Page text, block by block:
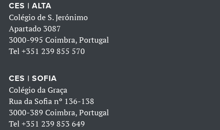
CES | ALTA
Colégio de S. Jerónimo
Apartado 3087
3000-995 Coimbra, Portugal
Tel +351 239 855 570
CES | SOFIA
Colégio da Graça
Rua da Sofia nº 136-138
3000-389 Coimbra, Portugal
Tel +351 239 853 649